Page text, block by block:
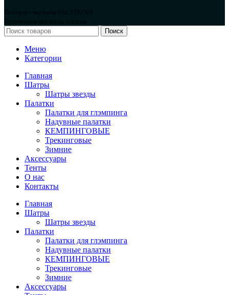
Интернет магазин PALATKOFF
Принимаем все виды оплаты.
Поиск
Меню
Категории
Главная
Шатры
Шатры звезды
Палатки
Палатки для глэмпинга
Надувные палатки
КЕМПИНГОВЫЕ
Трекинговые
Зимние
Аксессуары
Тенты
О нас
Контакты
Главная
Шатры
Шатры звезды
Палатки
Палатки для глэмпинга
Надувные палатки
КЕМПИНГОВЫЕ
Трекинговые
Зимние
Аксессуары